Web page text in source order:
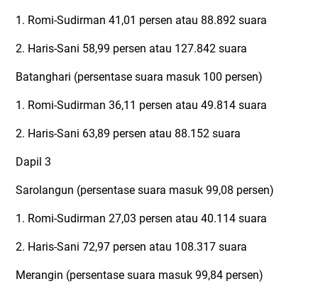
1. Romi-Sudirman 41,01 persen atau 88.892 suara
2. Haris-Sani 58,99 persen atau 127.842 suara
Batanghari (persentase suara masuk 100 persen)
1. Romi-Sudirman 36,11 persen atau 49.814 suara
2. Haris-Sani 63,89 persen atau 88.152 suara
Dapil 3
Sarolangun (persentase suara masuk 99,08 persen)
1. Romi-Sudirman 27,03 persen atau 40.114 suara
2. Haris-Sani 72,97 persen atau 108.317 suara
Merangin (persentase suara masuk 99,84 persen)